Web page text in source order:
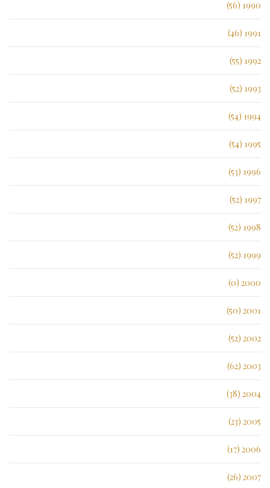
1990 (56)
1991 (46)
1992 (55)
1993 (52)
1994 (54)
1995 (54)
1996 (53)
1997 (52)
1998 (52)
1999 (52)
2000 (0)
2001 (50)
2002 (52)
2003 (62)
2004 (38)
2005 (23)
2006 (17)
2007 (26)